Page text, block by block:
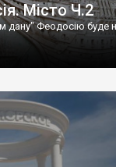
Місто Ч.2
дану" Феодосію буде